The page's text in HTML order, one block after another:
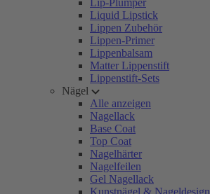
Lip-Plumper
Liquid Lipstick
Lippen Zubehör
Lippen-Primer
Lippenbalsam
Matter Lippenstift
Lippenstift-Sets
Nägel
Alle anzeigen
Nagellack
Base Coat
Top Coat
Nagelhärter
Nagelfeilen
Gel Nagellack
Kunstnägel & Nageldesign